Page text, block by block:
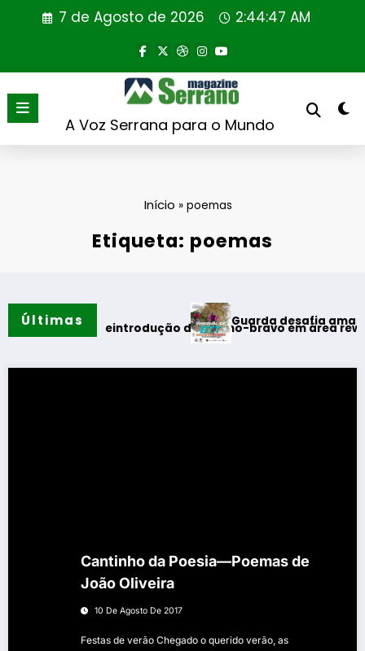
7 de Agosto de 2026 2:44:48 AM
A Voz Serrana para o Mundo
Início » poemas
Etiqueta: poemas
Últimas
reintrodução de coelho-bravo em área rewilding
Guarda desafia amantes do
Cantinho da Poesia—Poemas de
João Oliveira
10 De Agosto De 2017
Festas de verão Chegado o querido verão, as